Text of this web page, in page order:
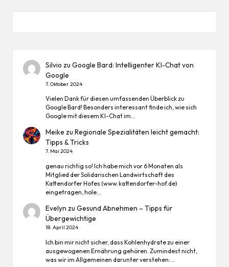
Silvio zuGoogle Bard: Intelligenter KI-Chat von
Google
7. Oktober 2024
Vielen Dank für diesen umfassenden Überblick zu
Google Bard! Besonders interessant finde ich, wie sich
Google mit diesem KI-Chat im…
Meike zuRegionale Spezialitäten leicht gemacht:
Tipps & Tricks
7. Mai 2024
genau richtig so! Ich habe mich vor 6 Monaten als
Mitglied der Solidarischen Landwirtschaft des
Kattendorfer Hofes (www.kattendorfer-hof.de)
eingetragen, hole…
Evelyn zuGesund Abnehmen – Tipps für
Übergewichtige
18. April 2024
Ich bin mir nicht sicher, dass Kohlenhydrate zu einer
ausgewogenen Ernährung gehören. Zumindest nicht,
was wir im Allgemeinen darunter verstehen:…